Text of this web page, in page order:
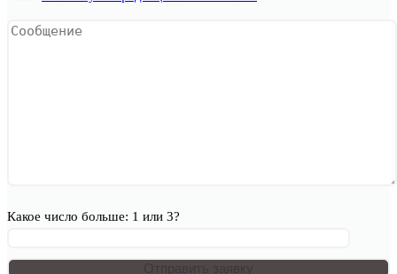
Какое число больше: 1 или 3?